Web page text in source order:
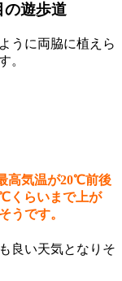
の遊歩道
うに両脇に植えら
。
高気温が20℃前後
くらいまで上が
うです。
良い天気となりそ